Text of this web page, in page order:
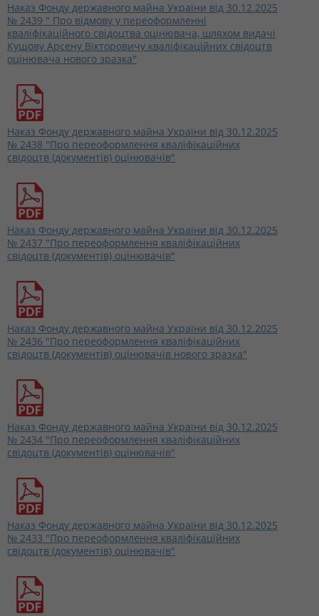
Наказ Фонду державного майна України від 30.12.2025
№ 2439 " Про відмову у переоформленні
кваліфікаційного свідоцтва оцінювача, шляхом видачі
Кущову Арсену Вікторовичу кваліфікаційних свідоцтв
оцінювача нового зразка"
Наказ Фонду державного майна України від 30.12.2025
№ 2438 "Про переоформлення кваліфікаційних
свідоцтв (документів) оцінювачів"
Наказ Фонду державного майна України від 30.12.2025
№ 2437 "Про переоформлення кваліфікаційних
свідоцтв (документів) оцінювачів"
Наказ Фонду державного майна України від 30.12.2025
№ 2436 "Про переоформлення кваліфікаційних
свідоцтв (документів) оцінювачів нового зразка"
Наказ Фонду державного майна України від 30.12.2025
№ 2434 "Про переоформлення кваліфікаційних
свідоцтв (документів) оцінювачів"
Наказ Фонду державного майна України від 30.12.2025
№ 2433 "Про переоформлення кваліфікаційних
свідоцтв (документів) оцінювачів"